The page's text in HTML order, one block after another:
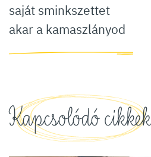
saját sminkszettet
akar a kamaszlányod
Kapcsolódó cikkek